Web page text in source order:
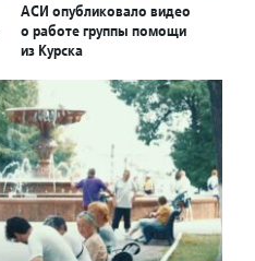
АСИ опубликовало видео
о работе группы помощи
из Курска